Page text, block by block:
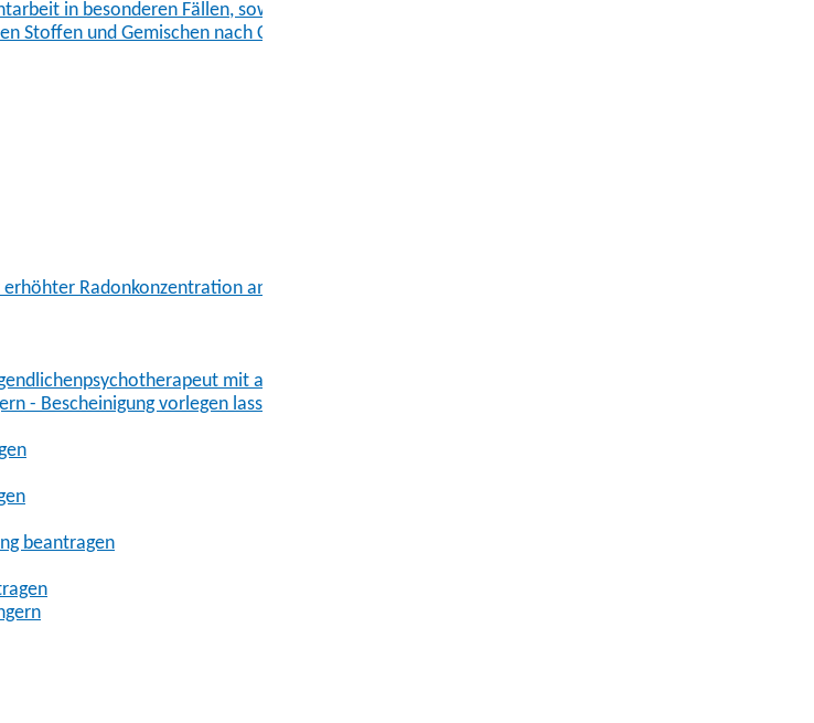
in besonderen Fällen, sowie der Art der Arbeit und dem Arbeitstempo
und Gemischen nach ChemVerbotsV sowie Änderungsanzeigen bei Wechsel der
Radonkonzentration anmelden
mit ausländischer Berufsausbildung – Approbation beantragen
- Bescheinigung vorlegen lassen
beantragen